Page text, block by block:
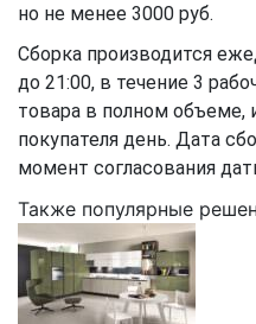
но не менее 3000 руб.
Сборка производится
до 21:00, в течение 3
товара в полном объеме,
покупателя день. Дата
момент согласования
Также популярные